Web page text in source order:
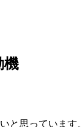
機
と思っています